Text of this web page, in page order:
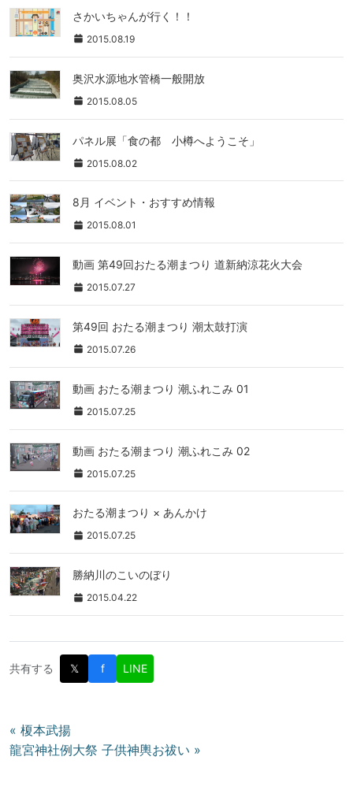
さかいちゃんが行く！！
2015.08.19
奥沢水源地水管橋一般開放
2015.08.05
パネル展「食の都 小樽へようこそ」
2015.08.02
8月 イベント・おすすめ情報
2015.08.01
動画 第49回おたる潮まつり 道新納涼花火大会
2015.07.27
第49回 おたる潮まつり 潮太鼓打演
2015.07.26
動画 おたる潮まつり 潮ふれこみ 01
2015.07.25
動画 おたる潮まつり 潮ふれこみ 02
2015.07.25
おたる潮まつり × あんかけ
2015.07.25
勝納川のこいのぼり
2015.04.22
共有する 𝕏 f LINE
投
稿
« 榎本武揚
龍宮神社例大祭 子供神輿お祓い »